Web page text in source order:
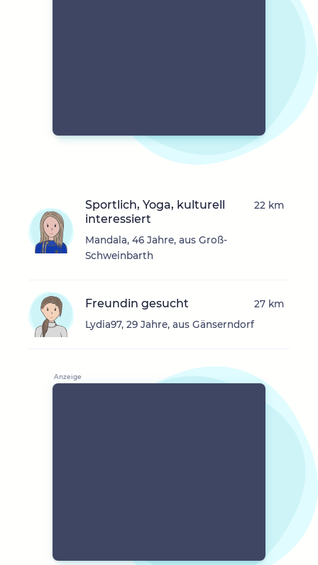
Sportlich, Yoga, kulturell
interessiert
Mandala, 46 Jahre, aus Groß-
Schweinbarth
22 km
Freundin gesucht
Lydia97, 29 Jahre, aus Gänserndorf
27 km